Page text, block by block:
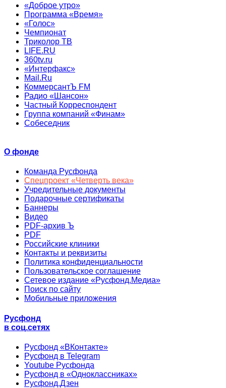
«Доброе утро»
Программа «Время»
«Голос»
Чемпионат
Триколор ТВ
LIFE.RU
360tv.ru
«Интерфакс»
Mail.Ru
КоммерсантЪ FM
Радио «Шансон»
Частный Корреспондент
Группа компаний «Финам»
Собеседник
О фонде
Команда Русфонда
Спецпроект «Четверть века»
Учредительные документы
Подарочные сертификаты
Баннеры
Видео
PDF-архив Ъ
PDF
Российские клиники
Контакты и реквизиты
Политика конфиденциальности
Пользовательское соглашение
Сетевое издание «Русфонд.Медиа»
Поиск по сайту
Мобильные приложения
Русфонд
в соц.сетях
Русфонд «ВКонтакте»
Русфонд в Telegram
Youtube Русфонда
Русфонд в «Одноклассниках»
Русфонд.Дзен